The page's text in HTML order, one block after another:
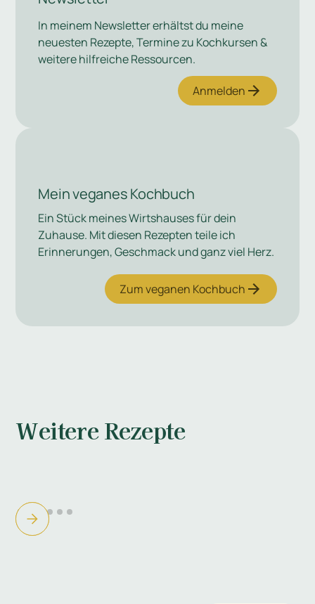
In meinem Newsletter erhältst du meine
neuesten Rezepte, Termine zu Kochkursen &
weitere hilfreiche Ressourcen.
Anmelden
Mein veganes Kochbuch
Ein Stück meines Wirtshauses für dein
Zuhause. Mit diesen Rezepten teile ich
Erinnerungen, Geschmack und ganz viel Herz.
Zum veganen Kochbuch
Weitere Rezepte